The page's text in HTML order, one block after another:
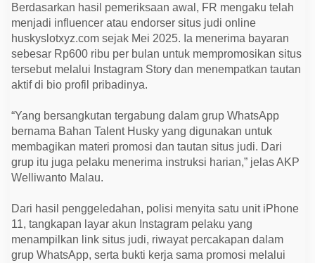
i
O
n
l
i
n
e
d
i
n
s
t
a
r
Berdasarkan hasil pemeriksaan awal, FR mengaku telah
menjadi influencer atau endorser situs judi online
huskyslotxyz.com sejak Mei 2025. Ia menerima bayaran
sebesar Rp600 ribu per bulan untuk mempromosikan situs
tersebut melalui Instagram Story dan menempatkan tautan
aktif di bio profil pribadinya.
“Yang bersangkutan tergabung dalam grup WhatsApp
bernama Bahan Talent Husky yang digunakan untuk
membagikan materi promosi dan tautan situs judi. Dari
grup itu juga pelaku menerima instruksi harian,” jelas AKP
Welliwanto Malau.
Dari hasil penggeledahan, polisi menyita satu unit iPhone
11, tangkapan layar akun Instagram pelaku yang
menampilkan link situs judi, riwayat percakapan dalam
grup WhatsApp, serta bukti kerja sama promosi melalui